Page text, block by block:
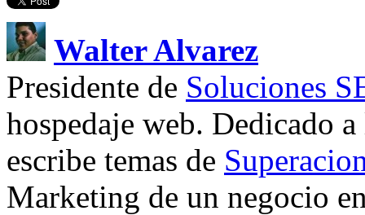
Walter Alvarez
Presidente de Soluciones
hospedaje web. Dedicado
escribe temas de
Marketing de un negocio